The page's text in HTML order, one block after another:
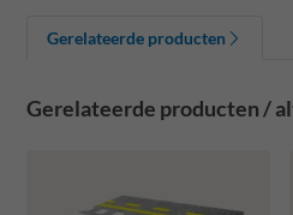
Gerelateerde producten
Gerelateerde producten /